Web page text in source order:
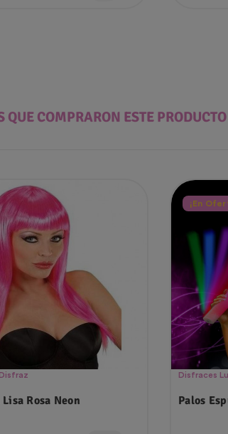
QUE COMPRARON ESTE
Rosa Neon
¡En
Disfraces
Palos